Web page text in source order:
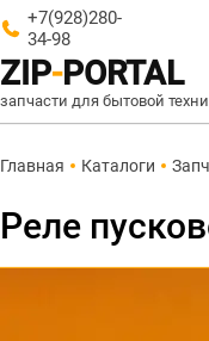
+7(928)280-
34-98
ZIP-PORTAL
запчасти для бытовой
Главная Каталоги
Реле